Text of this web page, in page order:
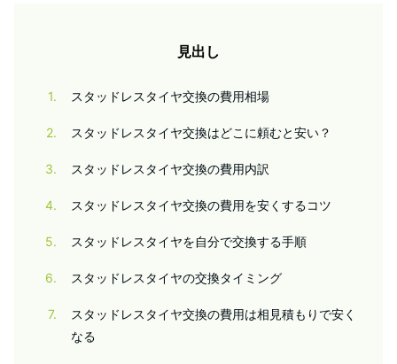
見出し
1 スタッドレスタイヤ交換の費用相場
2 スタッドレスタイヤ交換はどこに頼むと安い？
3 スタッドレスタイヤ交換の費用内訳
4 スタッドレスタイヤ交換の費用を安くするコツ
5 スタッドレスタイヤを自分で交換する手順
6 スタッドレスタイヤの交換タイミング
7
スタッドレスタイヤ交換の費用は相見積もりで安く
なる